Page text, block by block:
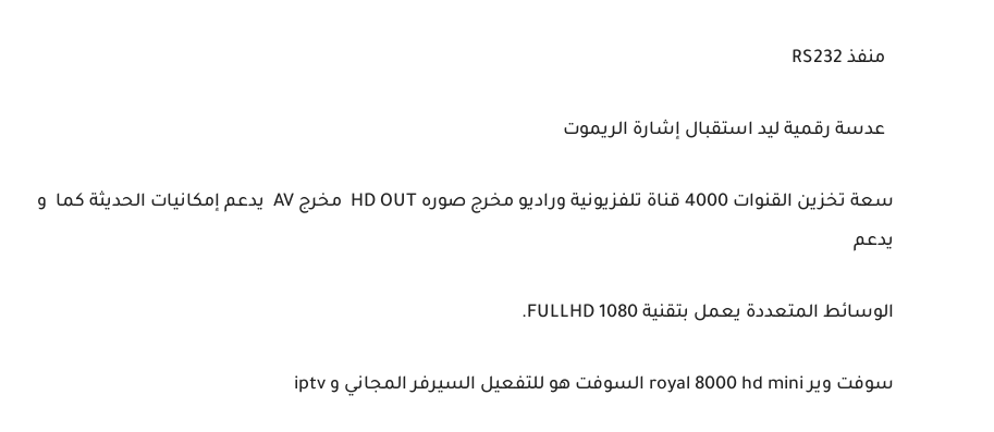
منفذ RS232
عدسة رقمية ليد استقبال إشارة الريموت
سعة تخزين القنوات 4000 قناة تلفزيونية وراديو مخرج صوره HD OUT مخرج AV يدعم إمكانيات الحديثة كما و
يدعم
الوسائط المتعددة يعمل بتقنية FULLHD 1080.
سوفت وير royal 8000 hd mini السوفت هو للتفعيل السيرفر المجاني و iptv